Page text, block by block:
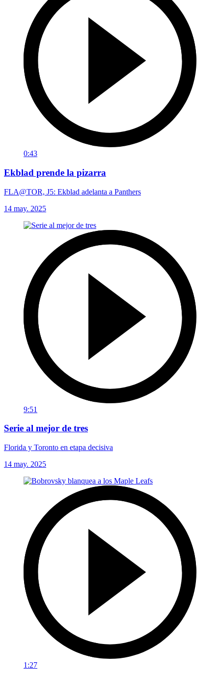
0:43
Ekblad prende la pizarra
FLA@TOR, J5: Ekblad adelanta a Panthers
14 may. 2025
9:51
Serie al mejor de tres
Florida y Toronto en etapa decisiva
14 may. 2025
1:27